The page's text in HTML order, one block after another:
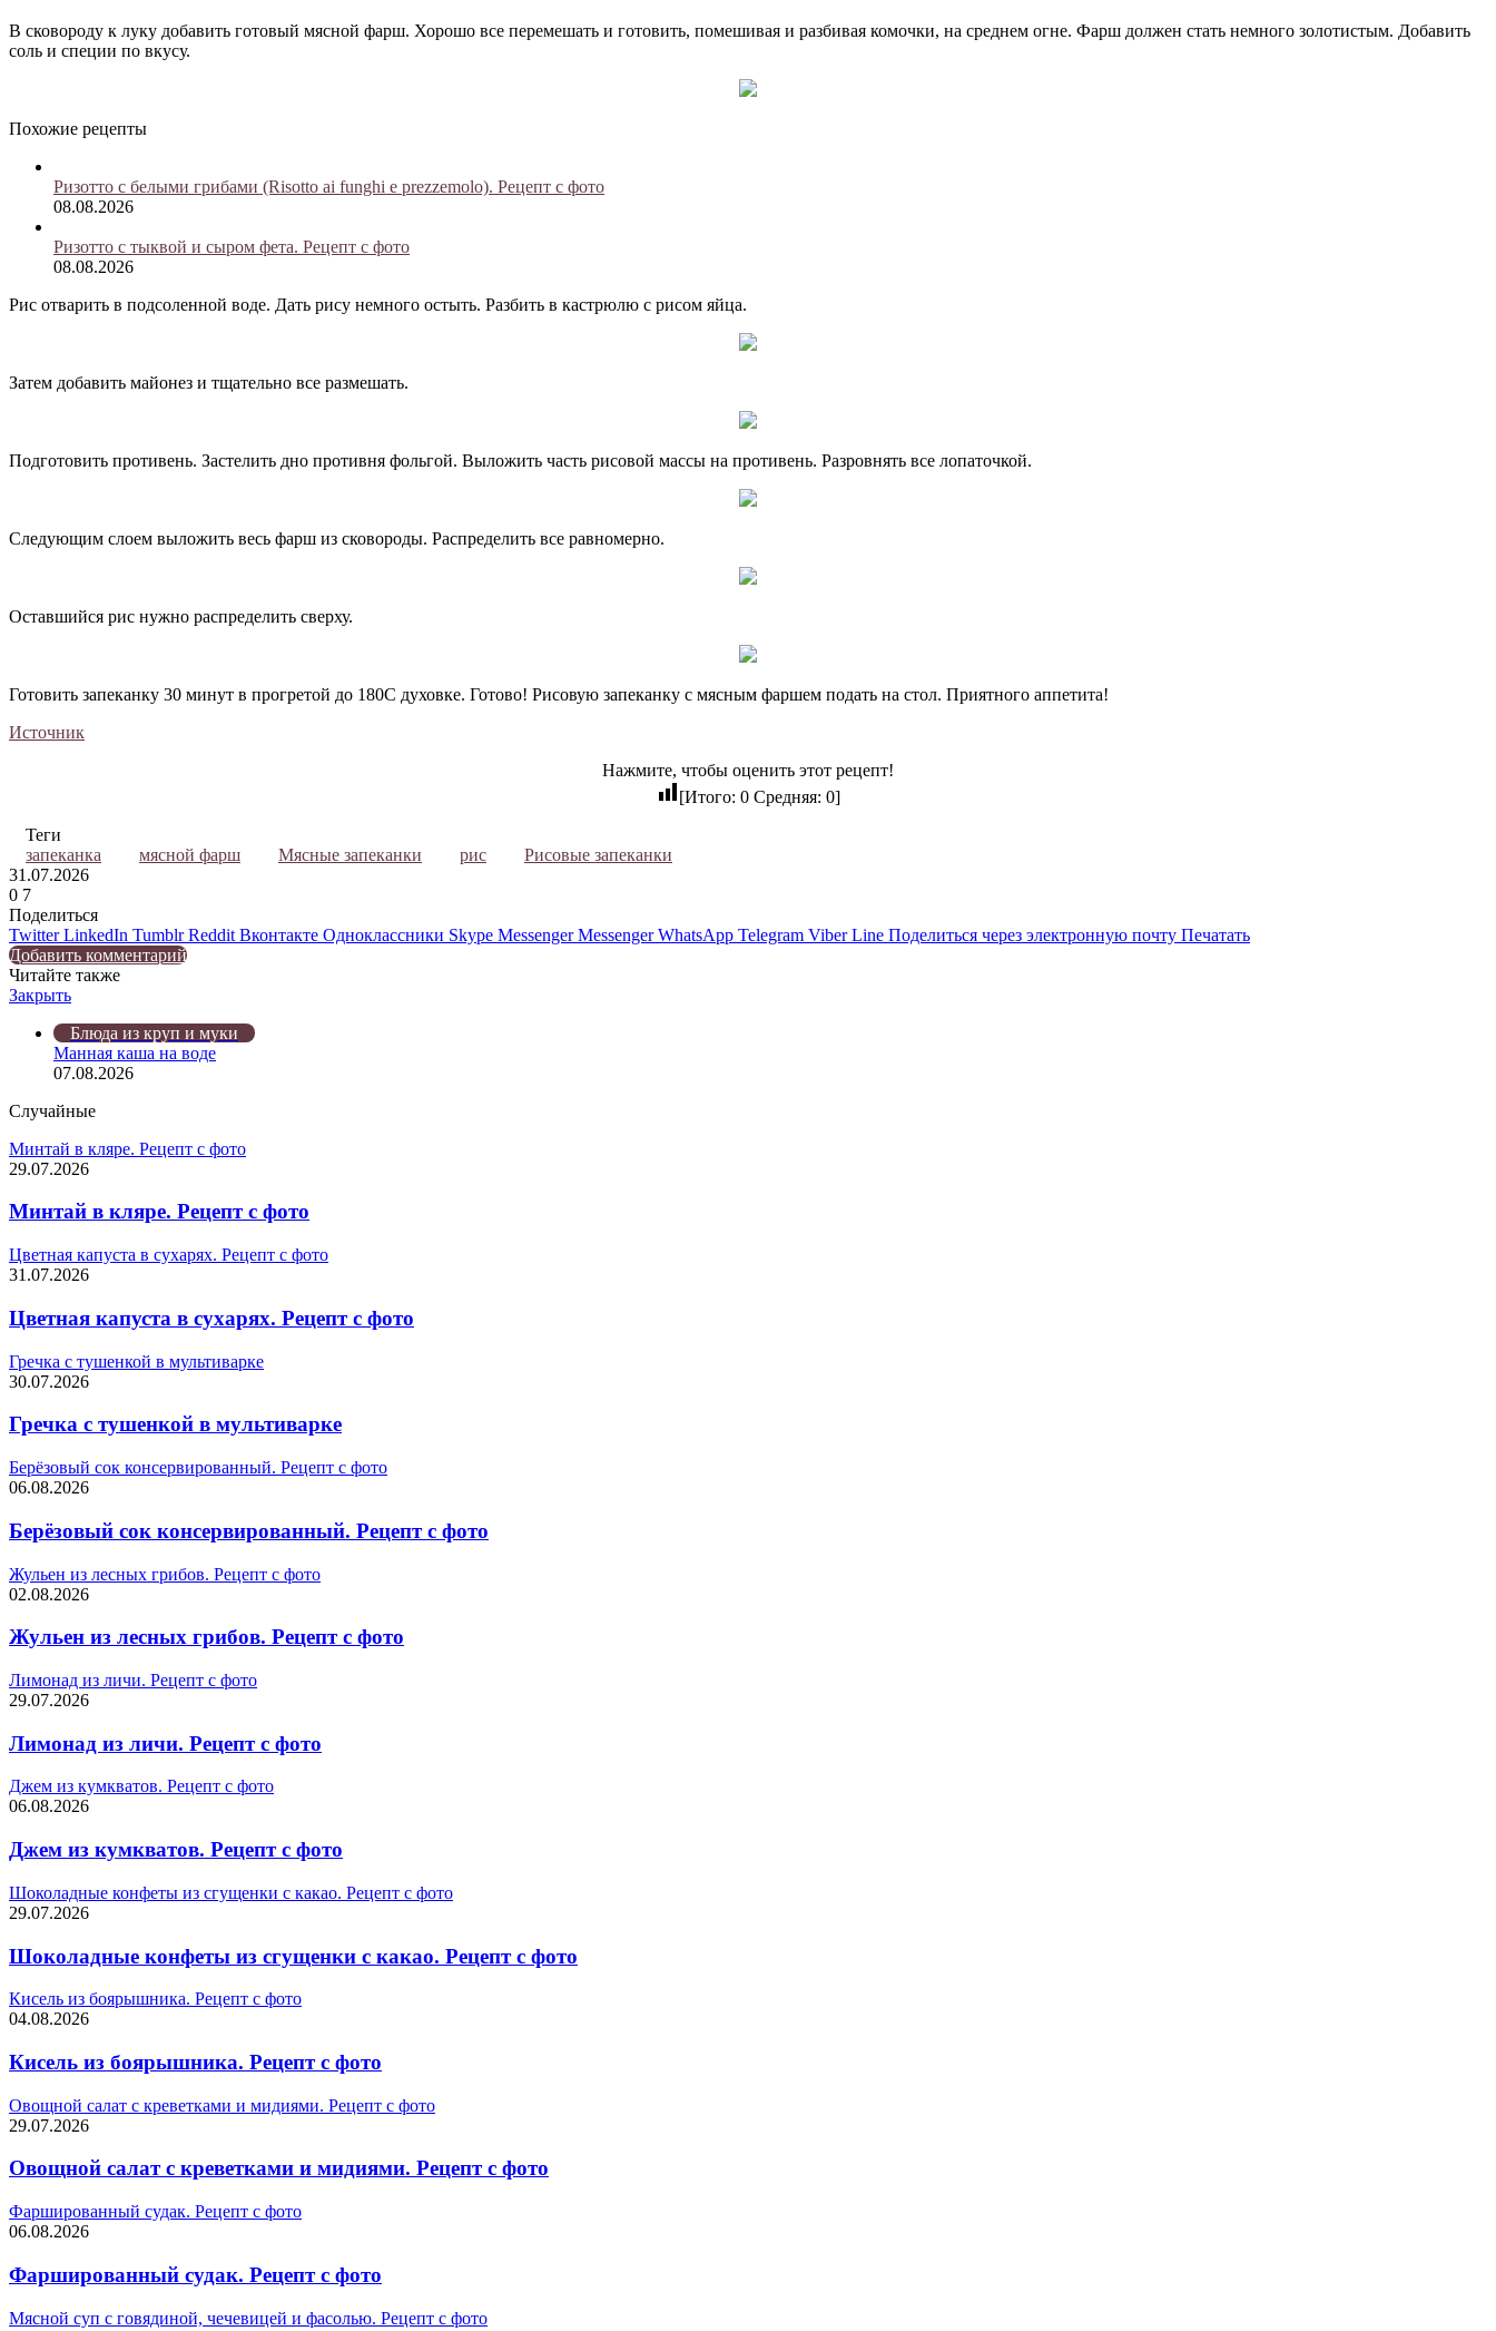
В сковороду к луку добавить готовый мясной фарш. Хорошо все перемешать и готовить, помешивая и разбивая комочки, на среднем огне. Фарш должен стать немного золотистым. Добавить
соль и специи по вкусу.
Похожие рецепты
Ризотто с белыми грибами (Risotto ai funghi e prezzemolo). Рецепт с фото
08.08.2026
Ризотто с тыквой и сыром фета. Рецепт с фото
08.08.2026
Рис отварить в подсоленной воде. Дать рису немного остыть. Разбить в кастрюлю с рисом яйца.
Затем добавить майонез и тщательно все размешать.
Подготовить противень. Застелить дно противня фольгой. Выложить часть рисовой массы на противень. Разровнять все лопаточкой.
Следующим слоем выложить весь фарш из сковороды. Распределить все равномерно.
Оставшийся рис нужно распределить сверху.
Готовить запеканку 30 минут в прогретой до 180С духовке. Готово! Рисовую запеканку с мясным фаршем подать на стол. Приятного аппетита!
Источник
Нажмите, чтобы оценить этот рецепт!
[Итого: 0Средняя: 0]
Теги
запеканка
мясной фарш Мясные запеканки рис
Рисовые запеканки
31.07.2026
0 7
Поделиться
Twitter LinkedIn Tumblr Reddit Вконтакте Одноклассники Skype Messenger Messenger WhatsApp Telegram Viber Line Поделиться через электронную почту Печатать
Добавить комментарий
Читайте также
Закрыть
Блюда из круп и муки
Манная каша на воде
07.08.2026
Случайные
Минтай в кляре. Рецепт с фото
29.07.2026
Минтай в кляре. Рецепт с фото
Цветная капуста в сухарях. Рецепт с фото
31.07.2026
Цветная капуста в сухарях. Рецепт с фото
Гречка с тушенкой в мультиварке
30.07.2026
Гречка с тушенкой в мультиварке
Берёзовый сок консервированный. Рецепт с фото
06.08.2026
Берёзовый сок консервированный. Рецепт с фото
Жульен из лесных грибов. Рецепт с фото
02.08.2026
Жульен из лесных грибов. Рецепт с фото
Лимонад из личи. Рецепт с фото
29.07.2026
Лимонад из личи. Рецепт с фото
Джем из кумкватов. Рецепт с фото
06.08.2026
Джем из кумкватов. Рецепт с фото
Шоколадные конфеты из сгущенки с какао. Рецепт с фото
29.07.2026
Шоколадные конфеты из сгущенки с какао. Рецепт с фото
Кисель из боярышника. Рецепт с фото
04.08.2026
Кисель из боярышника. Рецепт с фото
Овощной салат с креветками и мидиями. Рецепт с фото
29.07.2026
Овощной салат с креветками и мидиями. Рецепт с фото
Фаршированный судак. Рецепт с фото
06.08.2026
Фаршированный судак. Рецепт с фото
Мясной суп с говядиной, чечевицей и фасолью. Рецепт с фото